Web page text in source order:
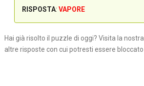
RISPOSTA: VAPORE
Hai già risolto il puzzle di oggi? Visita la nostra
altre risposte con cui potresti essere bloccato